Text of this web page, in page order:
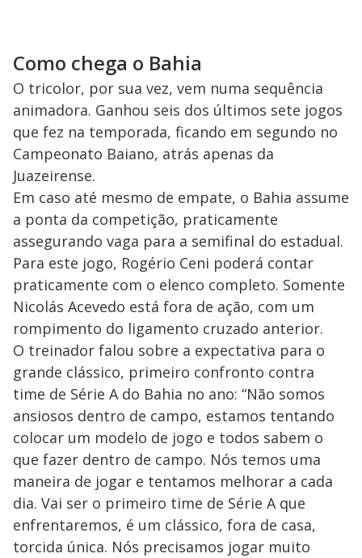
Como chega o Bahia
O tricolor, por sua vez, vem numa sequência
animadora. Ganhou seis dos últimos sete jogos
que fez na temporada, ficando em segundo no
Campeonato Baiano, atrás apenas da
Juazeirense.
Em caso até mesmo de empate, o Bahia assume
a ponta da competição, praticamente
assegurando vaga para a semifinal do estadual.
Para este jogo, Rogério Ceni poderá contar
praticamente com o elenco completo. Somente
Nicolás Acevedo está fora de ação, com um
rompimento do ligamento cruzado anterior.
O treinador falou sobre a expectativa para o
grande clássico, primeiro confronto contra
time de Série A do Bahia no ano: “Não somos
ansiosos dentro de campo, estamos tentando
colocar um modelo de jogo e todos sabem o
que fazer dentro de campo. Nós temos uma
maneira de jogar e tentamos melhorar a cada
dia. Vai ser o primeiro time de Série A que
enfrentaremos, é um clássico, fora de casa,
torcida única. Nós precisamos jogar muito